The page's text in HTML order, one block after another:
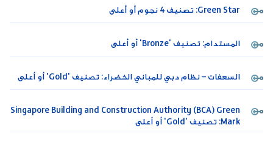
Green Star: تصنيف 4 نجوم أو أعلى
المستدام: تصنيف 'Bronze' أو أعلى
السعفات – نظام دبي للمباني الخضراء: تصنيف 'Gold' أو أعلى
Singapore Building and Construction Authority (BCA) Green
Mark: تصنيف 'Gold' أو أعلى